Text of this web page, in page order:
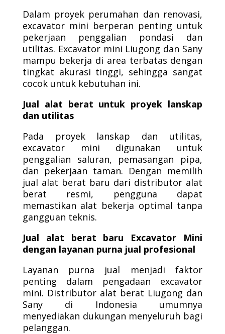
Dalam proyek perumahan dan renovasi,
excavator mini berperan penting untuk
pekerjaan penggalian pondasi dan
utilitas. Excavator mini Liugong dan Sany
mampu bekerja di area terbatas dengan
tingkat akurasi tinggi, sehingga sangat
cocok untuk kebutuhan ini.
Jual alat berat untuk proyek lanskap
dan utilitas
Pada proyek lanskap dan utilitas,
excavator mini digunakan untuk
penggalian saluran, pemasangan pipa,
dan pekerjaan taman. Dengan memilih
jual alat berat baru dari distributor alat
berat resmi, pengguna dapat
memastikan alat bekerja optimal tanpa
gangguan teknis.
Jual alat berat baru Excavator Mini
dengan layanan purna jual profesional
Layanan purna jual menjadi faktor
penting dalam pengadaan excavator
mini. Distributor alat berat Liugong dan
Sany di Indonesia umumnya
menyediakan dukungan menyeluruh bagi
pelanggan.